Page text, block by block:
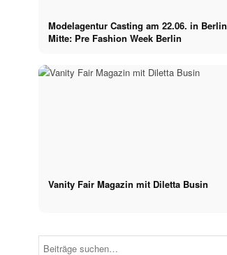
Modelagentur Casting am 22.06. in Berlin
Mitte: Pre Fashion Week Berlin
Vanity Fair Magazin mit Diletta Busin